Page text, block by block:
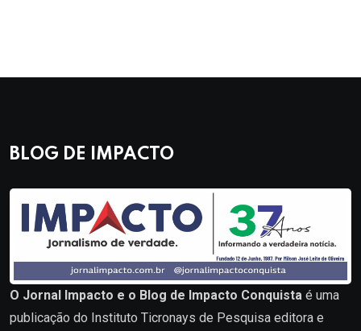
BLOG DE IMPACTO
O Jornal Impacto e o Blog de Impacto Conquista é uma
publicação do Instituto Ticronays de Pesquisa editora e